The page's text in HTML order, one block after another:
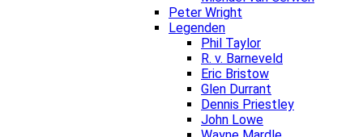
Peter Wright
Legenden
Phil Taylor
R. v. Barneveld
Eric Bristow
Glen Durrant
Dennis Priestley
John Lowe